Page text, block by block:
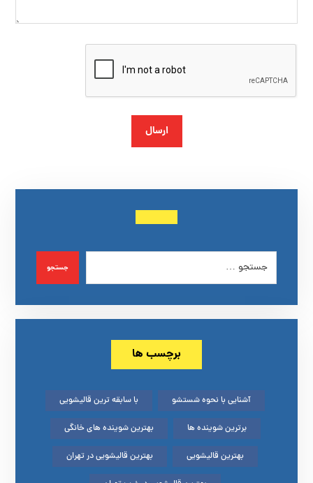
ارسال
جستجو
برچسب ها
آشنایی با نحوه شستشو با سابقه ترین قالیشویی
برترین شوینده ها بهترین شوینده های خانگی
بهترین قالیشویی بهترین قالیشویی در تهران